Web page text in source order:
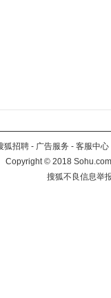
狐招聘 - 广告服务 - 客服中心
Copyright©2018
搜狐不良信息举